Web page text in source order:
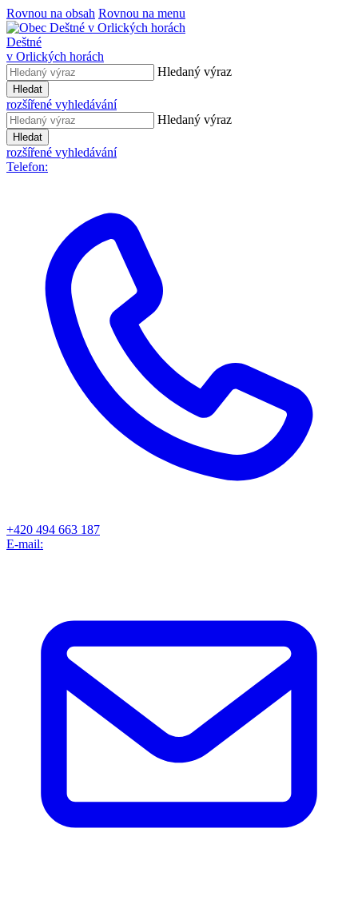
Rovnou na obsah Rovnou na menu
Deštné
v Orlických horách
Hledaný výraz
Hledat
rozšířené vyhledávání
Hledaný výraz
Hledat
rozšířené vyhledávání
Telefon:
+420 494 663 187
E-mail: